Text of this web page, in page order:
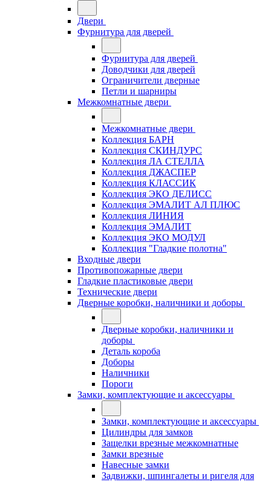
Двери
Фурнитура для дверей
Фурнитура для дверей
Доводчики для дверей
Ограничители дверные
Петли и шарниры
Межкомнатные двери
Межкомнатные двери
Коллекция БАРН
Коллекция СКИНДУРС
Коллекция ЛА СТЕЛЛА
Коллекция ДЖАСПЕР
Коллекция КЛАССИК
Коллекция ЭКО ДЕЛИСС
Коллекция ЭМАЛИТ АЛ ПЛЮС
Коллекция ЛИНИЯ
Коллекция ЭМАЛИТ
Коллекция ЭКО МОДУЛ
Коллекция "Гладкие полотна"
Входные двери
Противопожарные двери
Гладкие пластиковые двери
Технические двери
Дверные коробки, наличники и доборы
Дверные коробки, наличники и
доборы
Деталь короба
Доборы
Наличники
Пороги
Замки, комплектующие и аксессуары
Замки, комплектующие и аксессуары
Цилиндры для замков
Защелки врезные межкомнатные
Замки врезные
Навесные замки
Задвижки, шпингалеты и ригеля для